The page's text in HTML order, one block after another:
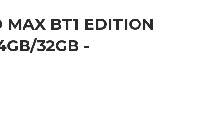
MAX BT1 EDITION
32GB -